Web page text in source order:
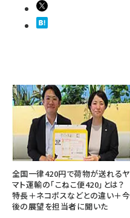
全国一律420円で荷物が送れるヤ
マト運輸の「こねこ便420」とは？
特長＋ネコポスなどとの違い＋今
後の展望を担当者に聞いた